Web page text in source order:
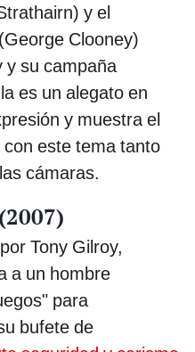
y el
Clooney)
y su campaña
es un alegato en
y muestra el
este tema tanto
cámaras.
Tony Gilroy,
a un hombre
para
bufete de